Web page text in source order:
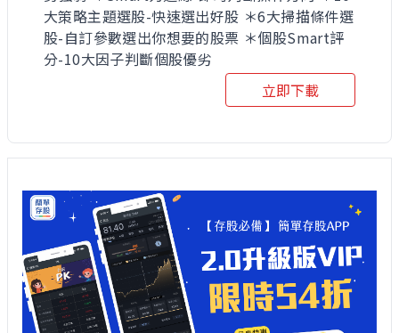
大策略主題選股-快速選出好股 ＊6大掃描條件選
股-自訂參數選出你想要的股票 ＊個股Smart評
分-10大因子判斷個股優劣
立即下載